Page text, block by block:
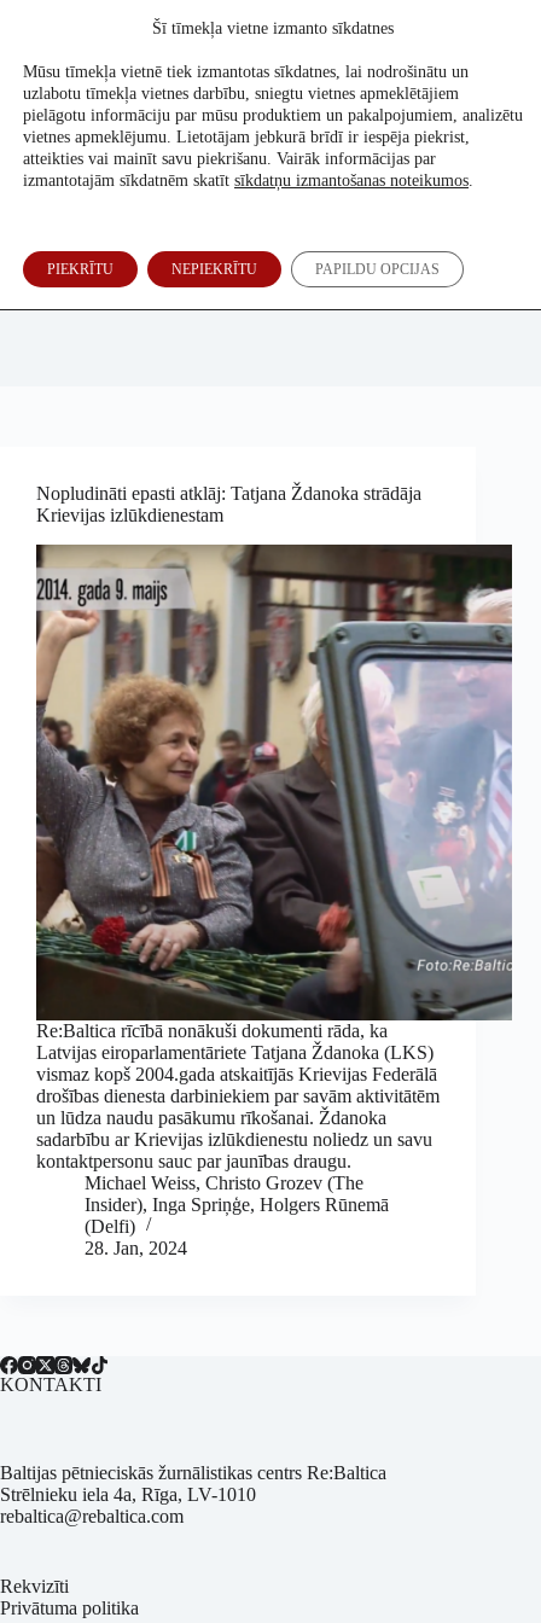
Atbalsti mūs
Michael Weiss, Christo Grozev (The Insider)
Nopludināti epasti atklāj: Tatjana Ždanoka strādāja
Krievijas izlūkdienestam
Re:Baltica rīcībā nonākuši dokumenti rāda, ka
Latvijas eiroparlamentāriete Tatjana Ždanoka (LKS)
vismaz kopš 2004.gada atskaitījās Krievijas Federālā
drošības dienesta darbiniekiem par savām aktivitātēm
un lūdza naudu pasākumu rīkošanai. Ždanoka
sadarbību ar Krievijas izlūkdienestu noliedz un savu
kontaktpersonu sauc par jaunības draugu.
Michael Weiss, Christo Grozev (The
Insider), Inga Spriņģe, Holgers Rūnemā
(Delfi)
28. Jan, 2024
KONTAKTI
Baltijas pētnieciskās žurnālistikas centrs Re:Baltica
Strēlnieku iela 4a, Rīga, LV-1010
rebaltica@rebaltica.com
Rekvizīti
Privātuma politika
Šī tīmekļa vietne izmanto sīkdatnes
Mūsu tīmekļa vietnē tiek izmantotas sīkdatnes, lai nodrošinātu un
uzlabotu tīmekļa vietnes darbību, sniegtu vietnes apmeklētājiem
pielāgotu informāciju par mūsu produktiem un pakalpojumiem, analizētu
vietnes apmeklējumu. Lietotājam jebkurā brīdī ir iespēja piekrist,
atteikties vai mainīt savu piekrišanu. Vairāk informācijas par
izmantotajām sīkdatnēm skatīt sīkdatņu izmantošanas noteikumos.
PIEKRĪTU NEPIEKRĪTU PAPILDU OPCIJAS